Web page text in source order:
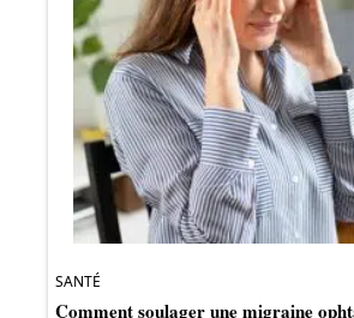
SANTÉ
Comment soulager une migraine